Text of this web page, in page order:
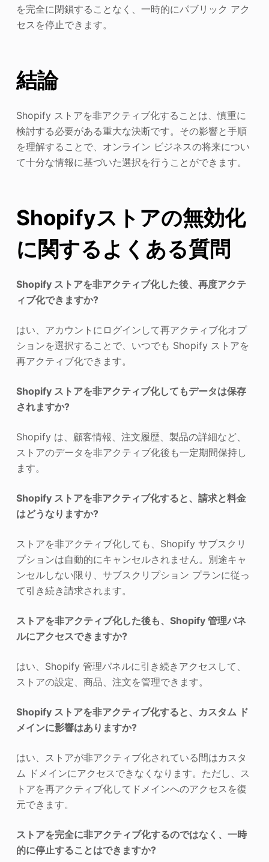
を完全に閉鎖することなく、一時的にパブリック アク
セスを停止できます。
結論
Shopify ストアを非アクティブ化することは、慎重に
検討する必要がある重大な決断です。その影響と手順
を理解することで、オンライン ビジネスの将来につい
て十分な情報に基づいた選択を行うことができます。
Shopifyストアの無効化
に関するよくある質問
Shopify ストアを非アクティブ化した後、再度アクテ
ィブ化できますか?
はい、アカウントにログインして再アクティブ化オプ
ションを選択することで、いつでも Shopify ストアを
再アクティブ化できます。
Shopify ストアを非アクティブ化してもデータは保存
されますか?
Shopify は、顧客情報、注文履歴、製品の詳細など、
ストアのデータを非アクティブ化後も一定期間保持し
ます。
Shopify ストアを非アクティブ化すると、請求と料金
はどうなりますか?
ストアを非アクティブ化しても、Shopify サブスクリ
プションは自動的にキャンセルされません。別途キャ
ンセルしない限り、サブスクリプション プランに従っ
て引き続き請求されます。
ストアを非アクティブ化した後も、Shopify 管理パネ
ルにアクセスできますか?
はい、Shopify 管理パネルに引き続きアクセスして、
ストアの設定、商品、注文を管理できます。
Shopify ストアを非アクティブ化すると、カスタム ド
メインに影響はありますか?
はい、ストアが非アクティブ化されている間はカスタ
ム ドメインにアクセスできなくなります。ただし、ス
トアを再アクティブ化してドメインへのアクセスを復
元できます。
ストアを完全に非アクティブ化するのではなく、一時
的に停止することはできますか?